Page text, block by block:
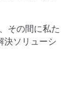
その間に私た
決ソリューシ